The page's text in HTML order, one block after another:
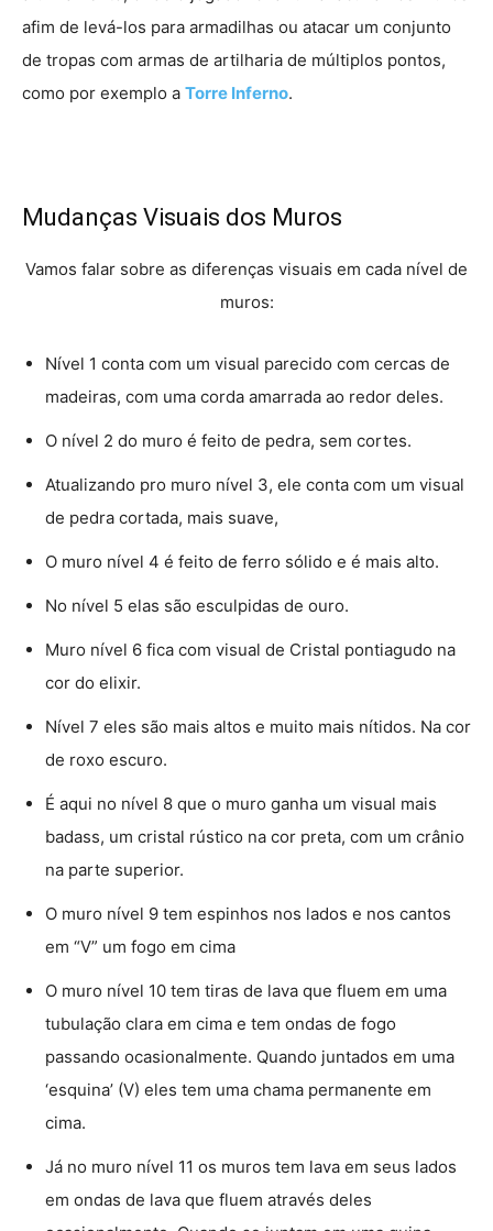
afim de levá-los para armadilhas ou atacar um conjunto
de tropas com armas de artilharia de múltiplos pontos,
como por exemplo a Torre Inferno.
Mudanças Visuais dos Muros
Vamos falar sobre as diferenças visuais em cada nível de
muros:
Nível 1 conta com um visual parecido com cercas de
madeiras, com uma corda amarrada ao redor deles.
O nível 2 do muro é feito de pedra, sem cortes.
Atualizando pro muro nível 3, ele conta com um visual
de pedra cortada, mais suave,
O muro nível 4 é feito de ferro sólido e é mais alto.
No nível 5 elas são esculpidas de ouro.
Muro nível 6 fica com visual de Cristal pontiagudo na
cor do elixir.
Nível 7 eles são mais altos e muito mais nítidos. Na cor
de roxo escuro.
É aqui no nível 8 que o muro ganha um visual mais
badass, um cristal rústico na cor preta, com um crânio
na parte superior.
O muro nível 9 tem espinhos nos lados e nos cantos
em “V” um fogo em cima
O muro nível 10 tem tiras de lava que fluem em uma
tubulação clara em cima e tem ondas de fogo
passando ocasionalmente. Quando juntados em uma
‘esquina’ (V) eles tem uma chama permanente em
cima.
Já no muro nível 11 os muros tem lava em seus lados
em ondas de lava que fluem através deles